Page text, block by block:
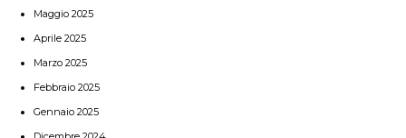
Maggio 2025
Aprile 2025
Marzo 2025
Febbraio 2025
Gennaio 2025